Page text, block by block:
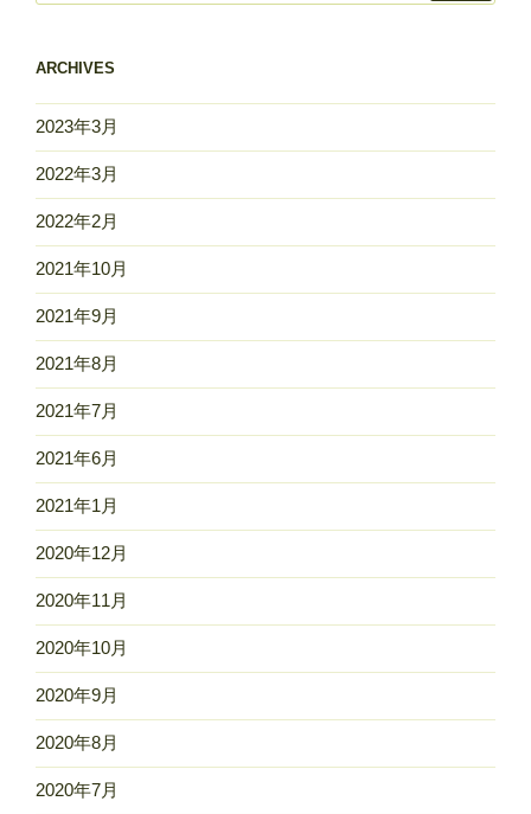
ARCHIVES
2023年3月
2022年3月
2022年2月
2021年10月
2021年9月
2021年8月
2021年7月
2021年6月
2021年1月
2020年12月
2020年11月
2020年10月
2020年9月
2020年8月
2020年7月